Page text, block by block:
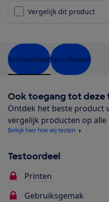
Vergelijk dit product
TestresultaatSpecificaties
Ook toegang tot deze
Ontdek het beste product
vergelijk producten op
Bekijk hier hoe wij testen
Testoordeel
Printen
Gebruiksgemak